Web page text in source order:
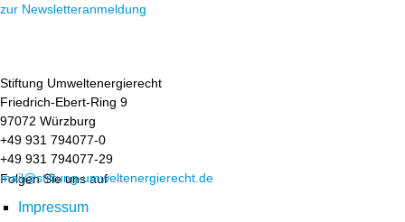
zur Newsletteranmeldung
Stiftung Umweltenergierecht
Friedrich-Ebert-Ring 9
97072 Würzburg
+49 931 794077-0
+49 931 794077-29
mail@stiftung-umweltenergierecht.de
Folgen Sie uns auf
Impressum